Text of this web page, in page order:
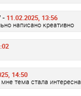
- 11.02.2025, 13:56
написано креативно
14:50
тема стала интересна.